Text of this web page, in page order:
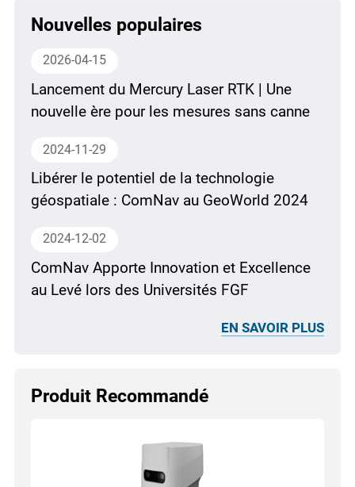
Nouvelles populaires
2026-04-15
Lancement du Mercury Laser RTK | Une
nouvelle ère pour les mesures sans canne
2024-11-29
Libérer le potentiel de la technologie
géospatiale : ComNav au GeoWorld 2024
2024-12-02
ComNav Apporte Innovation et Excellence
au Levé lors des Universités FGF
EN SAVOIR PLUS
Produit Recommandé